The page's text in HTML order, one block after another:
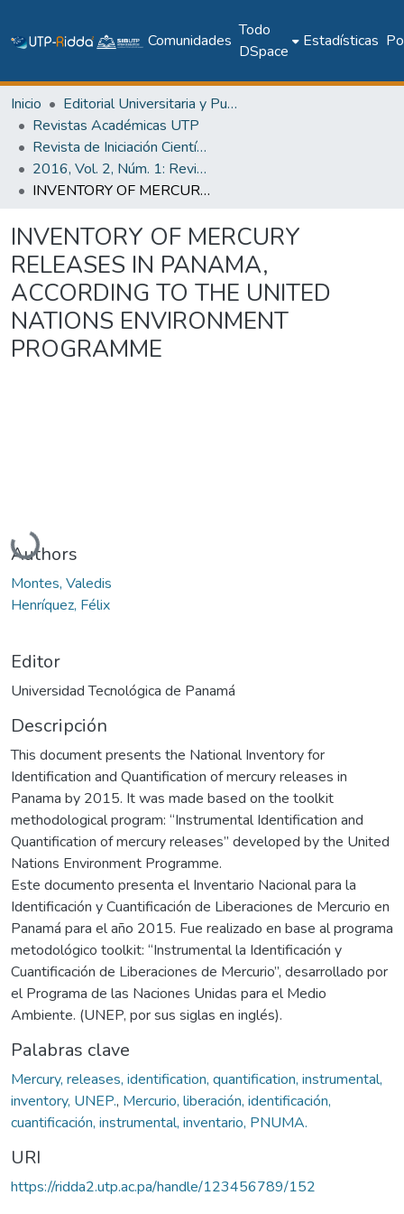
Comunidades
Todo
DSpace
Estadísticas
Inicio
Editorial Universitaria y Publicaciones Seriadas
Revistas Académicas UTP
Revista de Iniciación Científica
2016, Vol. 2, Núm. 1: Revista de Iniciación Científica
INVENTORY OF MERCURY RELEASES IN PANAMA, ACCORDING TO THE UNITED NATIONS ENVIRONMENT PROGRAMME
INVENTORY OF MERCURY
RELEASES IN PANAMA,
ACCORDING TO THE UNITED
NATIONS ENVIRONMENT
PROGRAMME
Cargando...
Authors
Montes, Valedis
Henríquez, Félix
Editor
Universidad Tecnológica de Panamá
Descripción
This document presents the National Inventory for
Identification and Quantification of mercury releases in
Panama by 2015. It was made based on the toolkit
methodological program: “Instrumental Identification and
Quantification of mercury releases” developed by the United
Nations Environment Programme.
Este documento presenta el Inventario Nacional para la
Identificación y Cuantificación de Liberaciones de Mercurio en
Panamá para el año 2015. Fue realizado en base al programa
metodológico toolkit: “Instrumental la Identificación y
Cuantificación de Liberaciones de Mercurio”, desarrollado por
el Programa de las Naciones Unidas para el Medio
Ambiente. (UNEP, por sus siglas en inglés).
Palabras clave
Mercury, releases, identification, quantification, instrumental,
inventory, UNEP., Mercurio, liberación, identificación,
cuantificación, instrumental, inventario, PNUMA.
URI
https://ridda2.utp.ac.pa/handle/123456789/152